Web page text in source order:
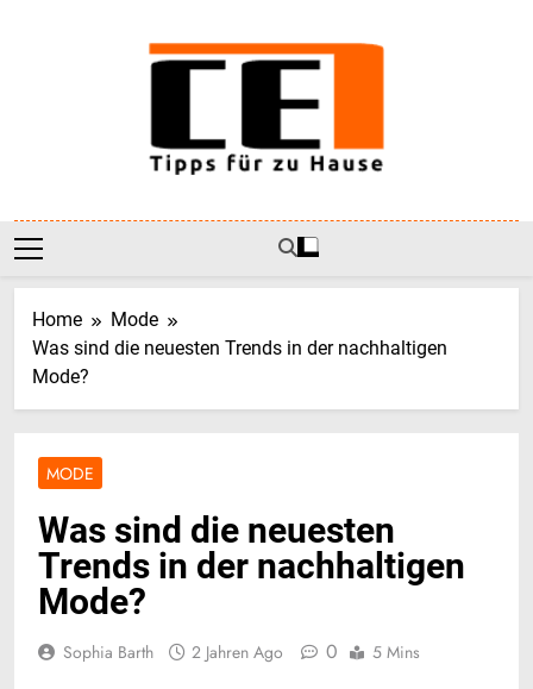
CE-1
Home
Mode
Was sind die neuesten Trends in der nachhaltigen
Mode?
MODE
Was sind die neuesten
Trends in der nachhaltigen
Mode?
Sophia Barth 2 Jahren Ago 0 5 Mins